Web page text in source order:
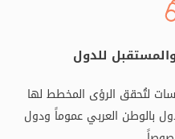
للدول
لتُحقق الرؤى المخطط لها
بالوطن العربي عموماً ودول